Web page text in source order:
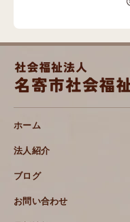
ホーム
法人紹介
ブログ
お問い合わせ